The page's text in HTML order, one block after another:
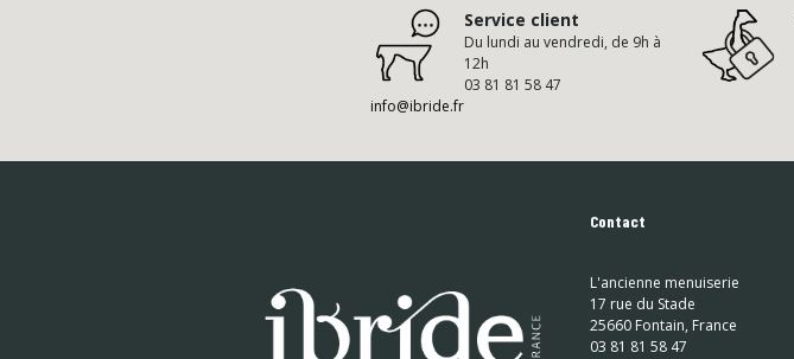
Service client
Du lundi au vendredi, de 9h à
12h
03 81 81 58 47
info@ibride.fr
Contact
L'ancienne menuiserie
17 rue du Stade
25660 Fontain, France
03 81 81 58 47